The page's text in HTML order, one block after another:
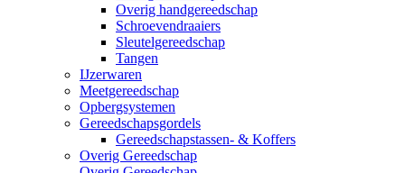
Overig handgereedschap
Schroevendraaiers
Sleutelgereedschap
Tangen
IJzerwaren
Meetgereedschap
Opbergsystemen
Gereedschapsgordels
Gereedschapstassen- & Koffers
Overig Gereedschap